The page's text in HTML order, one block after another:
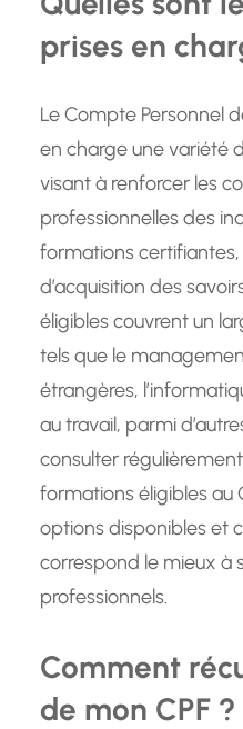
prises en
Le Compte Personnel
en charge une variété
visant à renforcer les
professionnelles des
formations
d’acquisition des
éligibles couvrent un
tels que le
étrangères,
au travail, parmi
consulter
formations éligibles au
options disponibles et
correspond le mieux à
professionnels.
Comment
de mon CPF ?